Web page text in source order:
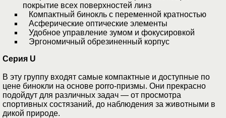
покрытие всех поверхностей линз
Компактный бинокль с переменной кратностью
Асферические оптические элементы
Удобное управление зумом и фокусировкой
Эргономичный обрезиненный корпус
Серия U
В эту группу входят самые компактные и доступные по
цене бинокли на основе porro-призмы. Они прекрасно
подойдут для различных задач — от просмотра
спортивных состязаний, до наблюдения за животными в
дикой природе.